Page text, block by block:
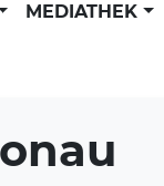
MEDIATHEK